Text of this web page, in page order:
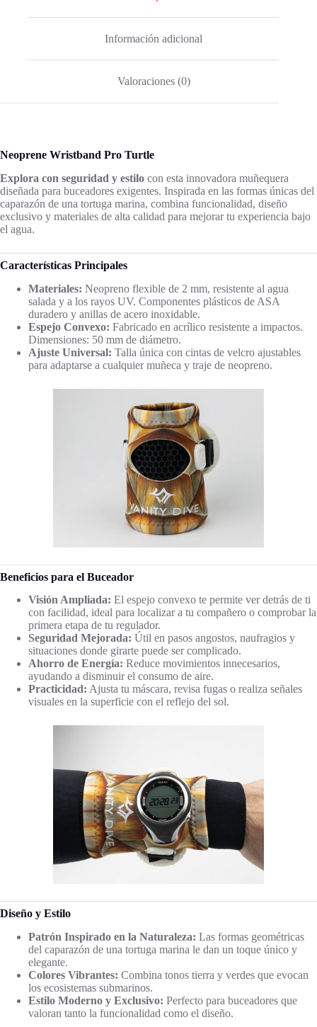
Información adicional
Valoraciones (0)
Neoprene Wristband Pro Turtle
Explora con seguridad y estilo con esta innovadora muñequera
diseñada para buceadores exigentes. Inspirada en las formas únicas del
caparazón de una tortuga marina, combina funcionalidad, diseño
exclusivo y materiales de alta calidad para mejorar tu experiencia bajo
el agua.
Características Principales
Materiales: Neopreno flexible de 2 mm, resistente al agua
salada y a los rayos UV. Componentes plásticos de ASA
duradero y anillas de acero inoxidable.
Espejo Convexo: Fabricado en acrílico resistente a impactos.
Dimensiones: 50 mm de diámetro.
Ajuste Universal: Talla única con cintas de velcro ajustables
para adaptarse a cualquier muñeca y traje de neopreno.
Beneficios para el Buceador
Visión Ampliada: El espejo convexo te permite ver detrás de ti
con facilidad, ideal para localizar a tu compañero o comprobar la
primera etapa de tu regulador.
Seguridad Mejorada: Útil en pasos angostos, naufragios y
situaciones donde girarte puede ser complicado.
Ahorro de Energía: Reduce movimientos innecesarios,
ayudando a disminuir el consumo de aire.
Practicidad: Ajusta tu máscara, revisa fugas o realiza señales
visuales en la superficie con el reflejo del sol.
Diseño y Estilo
Patrón Inspirado en la Naturaleza: Las formas geométricas
del caparazón de una tortuga marina le dan un toque único y
elegante.
Colores Vibrantes: Combina tonos tierra y verdes que evocan
los ecosistemas submarinos.
Estilo Moderno y Exclusivo: Perfecto para buceadores que
valoran tanto la funcionalidad como el diseño.